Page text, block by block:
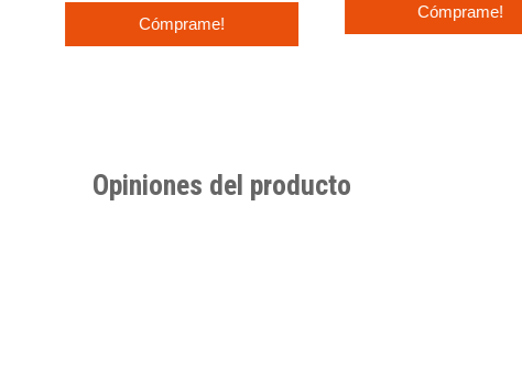
Cómprame!
Cómprame!
Opiniones del producto